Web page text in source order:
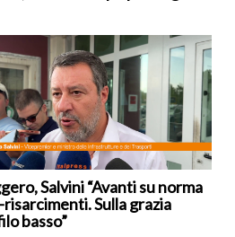
Salvini “Avanti su norma
Sulla grazia
basso”